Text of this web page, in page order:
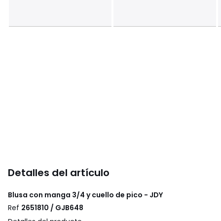
Detalles del artículo
Blusa con manga 3/4 y cuello de pico - JDY
Ref 2651810 / GJB648